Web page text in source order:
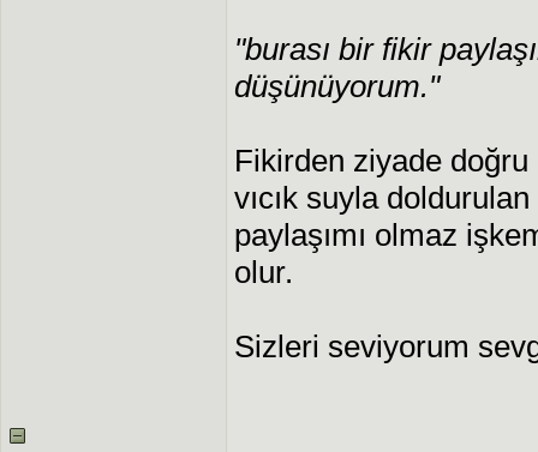
"burası bir fikir
düşünüyorum."
Fikirden ziyade doğru
vıcık suyla
paylaşımı olmaz
olur.
Sizleri seviyorum